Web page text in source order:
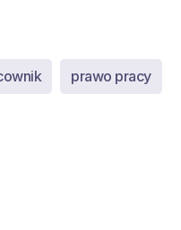
prawo pracy